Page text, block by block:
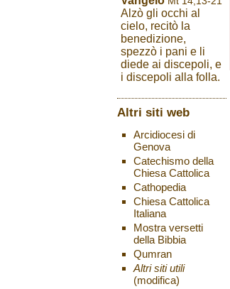
Alzò gli occhi al
cielo, recitò la
benedizione,
spezzò i pani e li
diede ai discepoli, e
i discepoli alla folla.
Altri siti web
Arcidiocesi di
Genova
Catechismo della
Chiesa Cattolica
Cathopedia
Chiesa Cattolica
Italiana
Mostra versetti
della Bibbia
Qumran
Altri siti utili
(modifica)